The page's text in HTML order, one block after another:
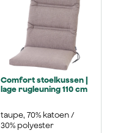
Comfort stoelkussen |
lage rugleuning 110 cm
taupe, 70% katoen /
30% polyester